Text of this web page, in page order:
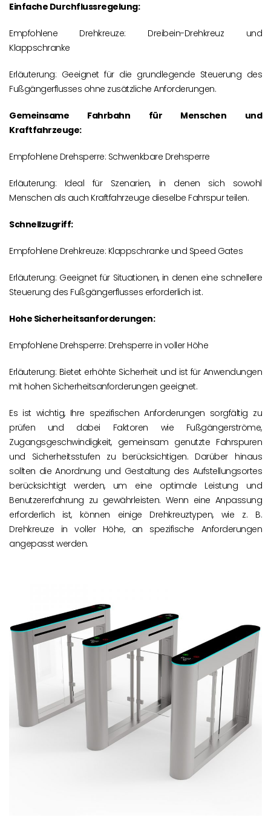
Einfache Durchflussregelung:
Empfohlene Drehkreuze: Dreibein-Drehkreuz und
Klappschranke
Erläuterung: Geeignet für die grundlegende Steuerung des
Fußgängerflusses ohne zusätzliche Anforderungen.
Gemeinsame Fahrbahn für Menschen und
Kraftfahrzeuge:
Empfohlene Drehsperre: Schwenkbare Drehsperre
Erläuterung: Ideal für Szenarien, in denen sich sowohl
Menschen als auch Kraftfahrzeuge dieselbe Fahrspur teilen.
Schnellzugriff:
Empfohlene Drehkreuze: Klappschranke und Speed Gates
Erläuterung: Geeignet für Situationen, in denen eine schnellere
Steuerung des Fußgängerflusses erforderlich ist.
Hohe Sicherheitsanforderungen:
Empfohlene Drehsperre: Drehsperre in voller Höhe
Erläuterung: Bietet erhöhte Sicherheit und ist für Anwendungen
mit hohen Sicherheitsanforderungen geeignet.
Es ist wichtig, Ihre spezifischen Anforderungen sorgfältig zu
prüfen und dabei Faktoren wie Fußgängerströme,
Zugangsgeschwindigkeit, gemeinsam genutzte Fahrspuren
und Sicherheitsstufen zu berücksichtigen. Darüber hinaus
sollten die Anordnung und Gestaltung des Aufstellungsortes
berücksichtigt werden, um eine optimale Leistung und
Benutzererfahrung zu gewährleisten. Wenn eine Anpassung
erforderlich ist, können einige Drehkreuztypen, wie z. B.
Drehkreuze in voller Höhe, an spezifische Anforderungen
angepasst werden.